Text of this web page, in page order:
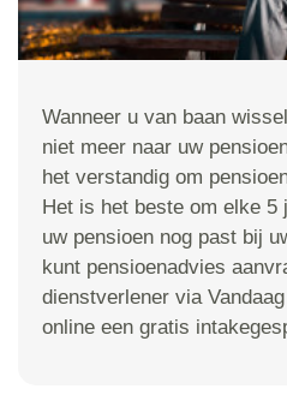
Wanneer u van baan
niet meer naar uw
het verstandig om
Het is het beste om elke 5
uw pensioen nog past bij
kunt pensioenadvies
dienstverlener via
online een gratis